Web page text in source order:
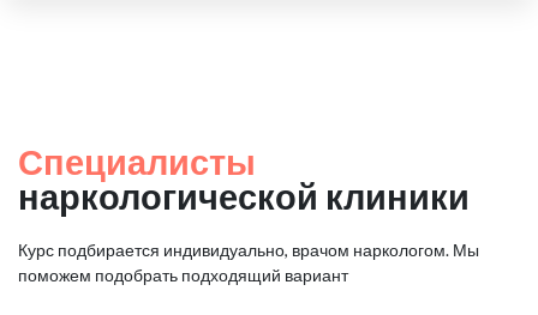
Специалисты
наркологической клиники
Курс подбирается индивидуально, врачом наркологом. Мы
поможем подобрать подходящий вариант